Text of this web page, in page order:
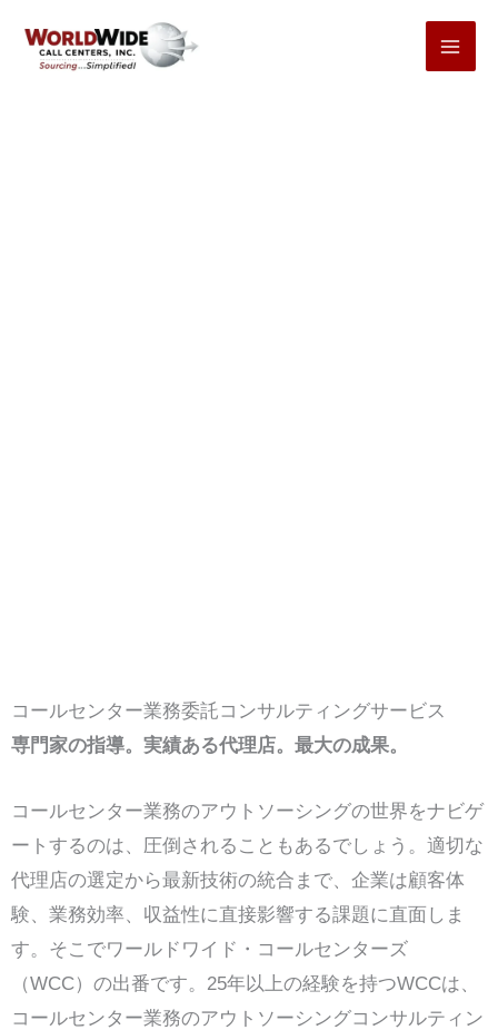
コールセンター業務委託コンサルティングサービス
専門家の指導。実績ある代理店。最大の成果。
コールセンター業務のアウトソーシングの世界をナビゲ
ートするのは、圧倒されることもあるでしょう。適切な
代理店の選定から最新技術の統合まで、企業は顧客体
験、業務効率、収益性に直接影響する課題に直面しま
す。そこでワールドワイド・コールセンターズ
（WCC）の出番です。25年以上の経験を持つWCCは、
コールセンター業務のアウトソーシングコンサルティン